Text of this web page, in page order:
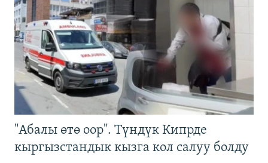
"Абалы өтө оор". Түндүк Кипрде
кыргызстандык кызга кол салуу болду